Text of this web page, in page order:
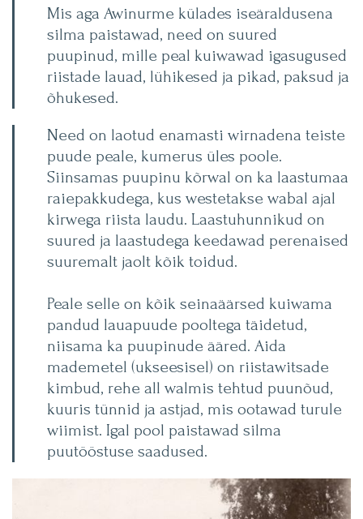
Mis aga Awinurme külades iseäraldusena
silma paistawad, need on suured
puupinud, mille peal kuiwawad igasugused
riistade lauad, lühikesed ja pikad, paksud ja
õhukesed.
Need on laotud enamasti wirnadena teiste
puude peale, kumerus üles poole.
Siinsamas puupinu kõrwal on ka laastumaa
raiepakkudega, kus westetakse wabal ajal
kirwega riista laudu. Laastuhunnikud on
suured ja laastudega keedawad perenaised
suuremalt jaolt kõik toidud.
Peale selle on kõik seinaäärsed kuiwama
pandud lauapuude pooltega täidetud,
niisama ka puupinude ääred. Aida
mademetel (ukseesisel) on riistawitsade
kimbud, rehe all walmis tehtud puunõud,
kuuris tünnid ja astjad, mis ootawad turule
wiimist. Igal pool paistawad silma
puutööstuse saadused.